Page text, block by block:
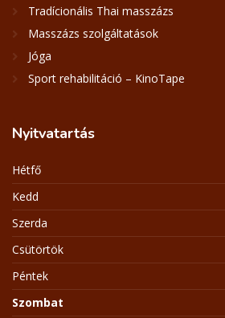
Tradícionális Thai masszázs
Masszázs szolgáltatások
Jóga
Sport rehabilitáció – KinoTape
Nyitvatartás
Hétfő
Kedd
Szerda
Csütörtök
Péntek
Szombat